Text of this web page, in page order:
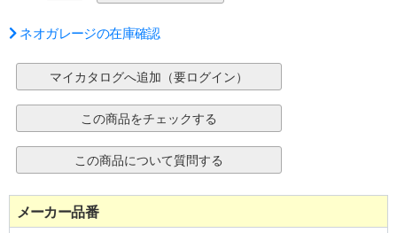
ネオガレージの在庫確認
メーカー品番